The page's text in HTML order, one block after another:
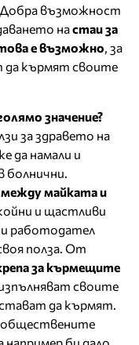
Добра възможност
настаи за
е възможно, за
да кърмят своите
значение?
за здравето на
да намали и
болнични.
майката и
и щастливи
работодател
полза. От
за кърмещите
своите
да кърмят.
обществените